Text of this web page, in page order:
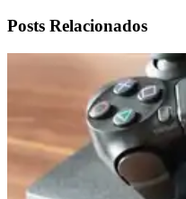
Posts Relacionados